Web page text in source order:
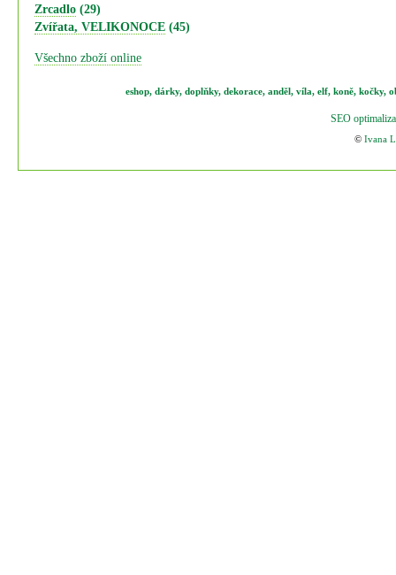
Zrcadlo (29)
Zvířata, VELIKONOCE (45)
Všechno zboží online
eshop, dárky, doplňky, dekorace, anděl, víla, elf, koně, kočky,
SEO
© Ivana